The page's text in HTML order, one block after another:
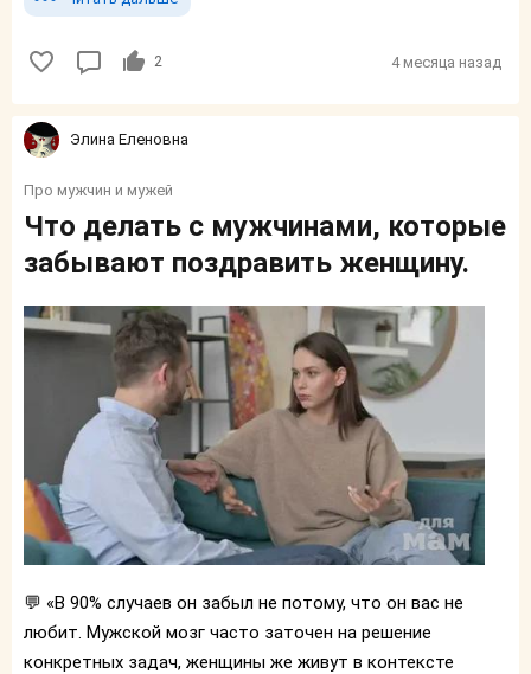
2 4 месяца назад
Элина Еленовна
Про мужчин и мужей
Что делать с мужчинами, которые
забывают поздравить женщину.
💬 «В 90% случаев он забыл не потому, что он вас не
любит. Мужской мозг часто заточен на решение
конкретных задач, женщины же живут в контексте